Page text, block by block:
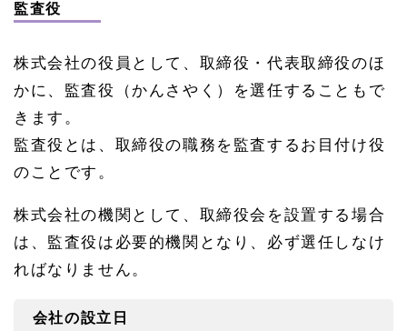
監査役
株式会社の役員として、取締役・代表取締役のほ
かに、監査役（かんさやく）を選任することもで
きます。
監査役とは、取締役の職務を監査するお目付け役
のことです。
株式会社の機関として、取締役会を設置する場合
は、監査役は必要的機関となり、必ず選任しなけ
ればなりません。
会社の設立日